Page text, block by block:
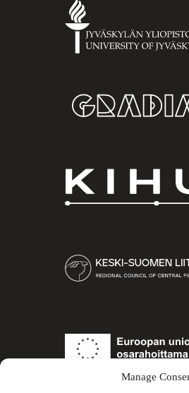
Manage
yliopisto
Gradia
KIHU
Keski-
Euroopan
unioni